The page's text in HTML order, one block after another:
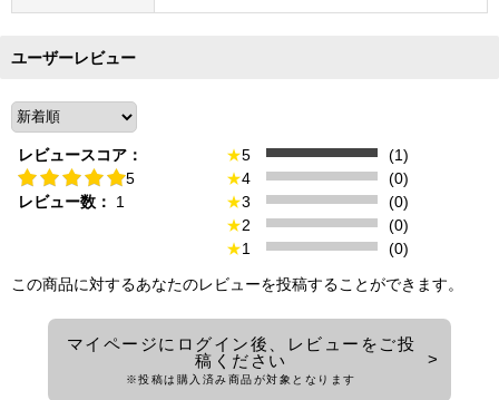
ユーザーレビュー
レビュースコア：
5
レビュー数：
1
★5
(1)
★4
(0)
★3
(0)
★2
(0)
★1
(0)
この商品に対するあなたのレビューを投稿することができます。
マイページにログイン後、レビューをご投
稿ください
※投稿は購入済み商品が対象となります